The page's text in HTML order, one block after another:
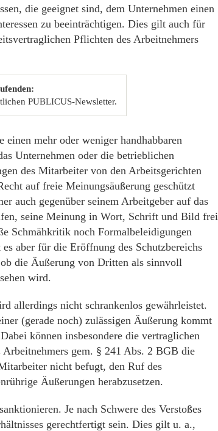
die geeignet sind, dem Unternehmen einen
zu beeinträchtigen. Dies gilt auch für
Pflichten des Arbeitnehmers
PUBLICUS-Newsletter.
mehr oder weniger handhabbaren
Unternehmen oder die betrieblichen
des Mitarbeiter von den Arbeitsgerichten
auf freie Meinungsäußerung geschützt
auch gegenüber seinem Arbeitgeber auf das
seine Meinung in Wort, Schrift und Bild frei
Schmähkritik noch Formalbeleidigungen
aber für die Eröffnung des Schutzbereichs
die Äußerung von Dritten als sinnvoll
wird.
allerdings nicht schrankenlos gewährleistet.
(gerade noch) zulässigen Äußerung kommt
können insbesondere die vertraglichen
gem. § 241 Abs. 2 BGB die
nicht befugt, den Ruf des
Äußerungen herabzusetzen.
Je nach Schwere des Verstoßes
gerechtfertigt sein. Dies gilt u. a.,